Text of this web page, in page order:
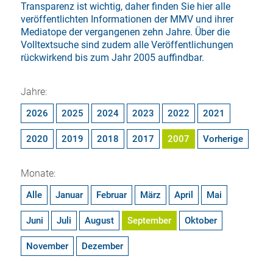
Transparenz ist wichtig, daher finden Sie hier alle
veröffentlichten Informationen der MMV und ihrer
Mediatope der vergangenen zehn Jahre. Über die
Volltextsuchesind zudem alle Veröffentlichungen
rückwirkend bis zum Jahr 2005 auffindbar.
Jahre:
2026 2025 2024 2023 2022 2021
2020 2019 2018 2017 2007 Vorherige
Monate:
Alle Januar Februar März April Mai
Juni Juli August September Oktober
November Dezember